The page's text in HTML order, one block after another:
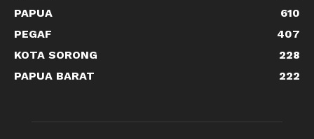
PAPUA
610
PEGAF
407
KOTA SORONG
228
PAPUA BARAT
222